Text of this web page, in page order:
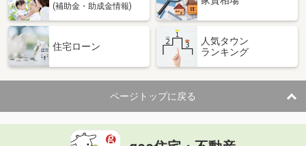
(補助金・助成金情報)
住宅ローン
人気タウン
ランキング
ページトップに戻る